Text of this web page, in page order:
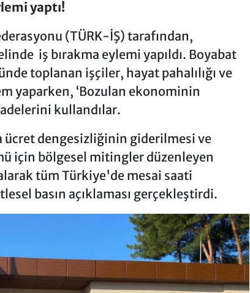
yaptı!
(TÜRK-İŞ) tarafından,
iş bırakma eylemi yapıldı. Boyabat
toplanan işçiler, hayat pahalılığı ve
yaparken, ‘Bozulan ekonominin
kullandılar.
ücret dengesizliğinin giderilmesi ve
için bölgesel mitingler düzenleyen
tüm Türkiye'de mesai saati
basın açıklaması gerçekleştirdi.